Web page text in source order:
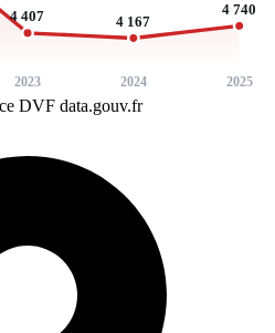
4 407
2023
4 167
2024
4 740
2025
DVF data.gouv.fr